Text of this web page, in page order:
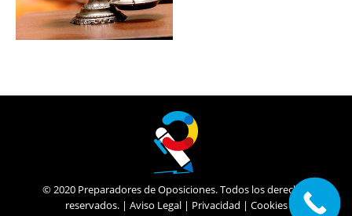
© 2020 Preparadores de Oposiciones. Todos los derechos
reservados. | Aviso Legal| Privacidad | Cookies